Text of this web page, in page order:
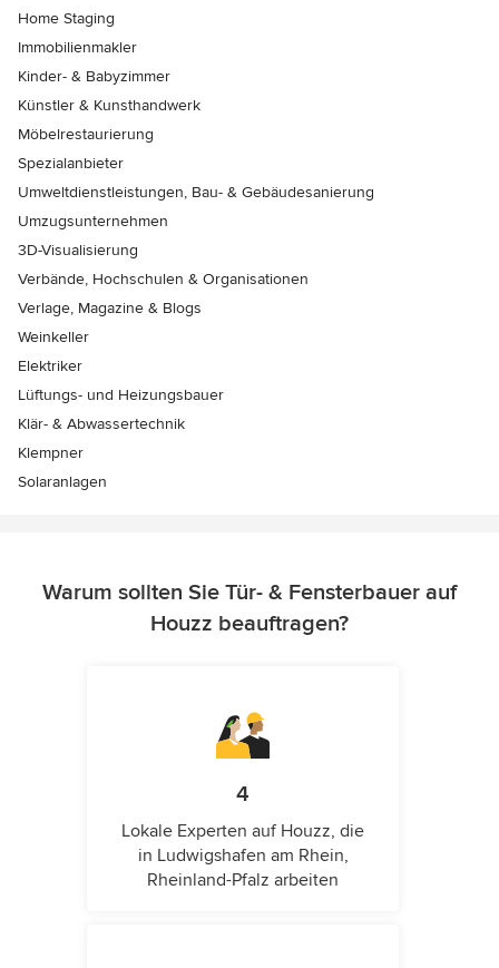
Home Staging
Immobilienmakler
Kinder- & Babyzimmer
Künstler & Kunsthandwerk
Möbelrestaurierung
Spezialanbieter
Umweltdienstleistungen, Bau- & Gebäudesanierung
Umzugsunternehmen
3D-Visualisierung
Verbände, Hochschulen & Organisationen
Verlage, Magazine & Blogs
Weinkeller
Elektriker
Lüftungs- und Heizungsbauer
Klär- & Abwassertechnik
Klempner
Solaranlagen
Warum sollten Sie Tür- & Fensterbauer auf
Houzz beauftragen?
4
Lokale Experten auf Houzz, die
in Ludwigshafen am Rhein,
Rheinland-Pfalz arbeiten